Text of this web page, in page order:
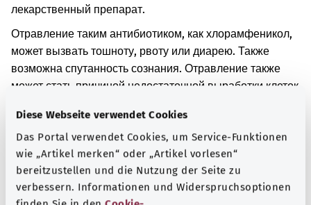
Diese Webseite verwendet Cookies
Das Portal verwendet Cookies, um Service-Funktionen
wie „Artikel merken“ oder „Artikel vorlesen“
bereitzustellen und die Nutzung der Seite zu
verbessern. Informationen und Widerspruchsoptionen
лекарственный препарат.
Отравление таким антибиотиком, как хлорамфеникол,
может вызвать тошноту, рвоту или диарею. Также
возможна спутанность сознания. Отравление также
может стать причиной недостаточной выработки клеток
функционировать.
Дополнительные обозначения